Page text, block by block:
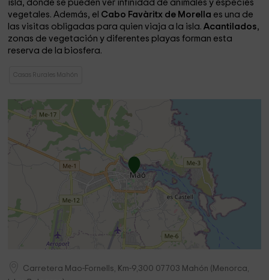
isla, donde se pueden ver infinidad de animales y especies
vegetales. Además, el Cabo Favàritx de Morella es una de
las visitas obligadas para quien viaja a la isla.Acantilados,
zonas de vegetación y diferentes playas forman esta
reserva de la biosfera.
Casas Rurales Mahón
Carretera Mao-Fornells, Km-9,300 07703 Mahón ( Menorca,